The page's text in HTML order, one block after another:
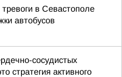
в Севастополе
автобусов
сосудистых
стратегия активного